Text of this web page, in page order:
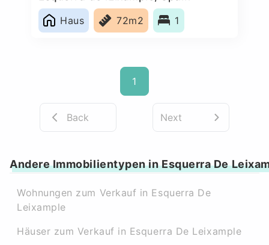
Haus
72m2 1
1
Back Next
Andere Immobilientypen in Esquerra De
Wohnungen zum Verkauf in Esquerra De
Leixample
Häuser zum Verkauf in Esquerra De Leixample